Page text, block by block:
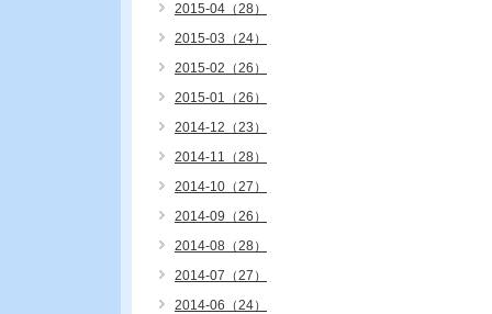
2015-04（28）
2015-03（24）
2015-02（26）
2015-01（26）
2014-12（23）
2014-11（28）
2014-10（27）
2014-09（26）
2014-08（28）
2014-07（27）
2014-06（24）